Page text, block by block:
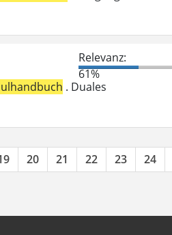
Relevanz:
61%
. Duales
20 21 22 23 24